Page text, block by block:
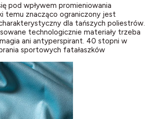
pod wpływem promieniowania
temu znacząco ograniczony jest
dla tańszych poliestrów.
technologicznie materiały trzeba
ani antyperspirant. 40 stopni w
sportowych fatałaszków